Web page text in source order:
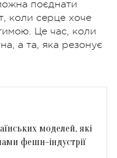
поєднати
коли серце хоче
Це час, коли
а та, яка резонує
моделей, які
фешн-індустрії